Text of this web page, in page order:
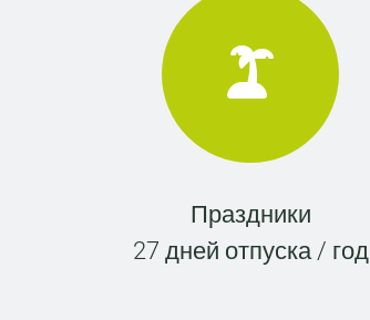
Праздники
27 дней отпуска / год